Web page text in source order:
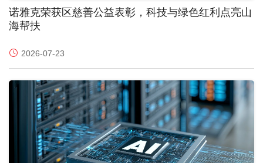
诺雅克荣获区慈善公益表彰，科技与绿色红利点亮山
海帮扶
2026-07-23